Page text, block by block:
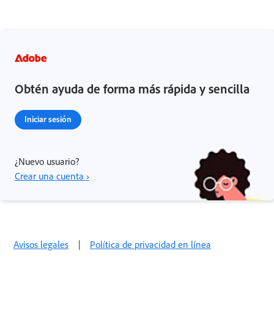
Obtén ayuda de forma más rápida y sencilla
Iniciar sesión
¿Nuevo usuario?
Crear una cuenta ›
Avisos legales | Política de privacidad en línea